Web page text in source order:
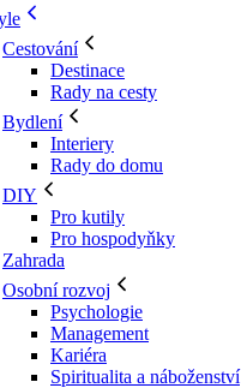
Cestování
Destinace
Rady na cesty
Bydlení
Interiery
Rady do domu
DIY
Pro kutily
Pro hospodyňky
Zahrada
Osobní rozvoj
Psychologie
Management
Kariéra
Spiritualita a náboženství